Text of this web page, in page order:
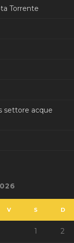
Torrente
settore acque
V S D
1 2